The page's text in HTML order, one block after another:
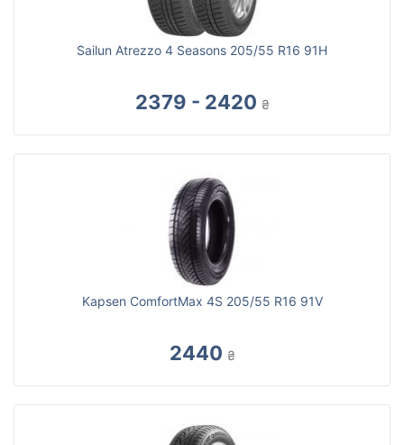
Sailun Atrezzo 4 Seasons 205/55 R16 91H
2379 - 2420 ₴
Kapsen ComfortMax 4S 205/55 R16 91V
2440 ₴